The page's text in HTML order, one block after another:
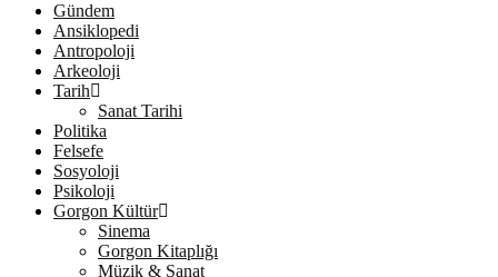
Gündem
Ansiklopedi
Antropoloji
Arkeoloji
Tarih
Sanat Tarihi
Politika
Felsefe
Sosyoloji
Psikoloji
Gorgon Kültür
Sinema
Gorgon Kitaplığı
Müzik & Sanat